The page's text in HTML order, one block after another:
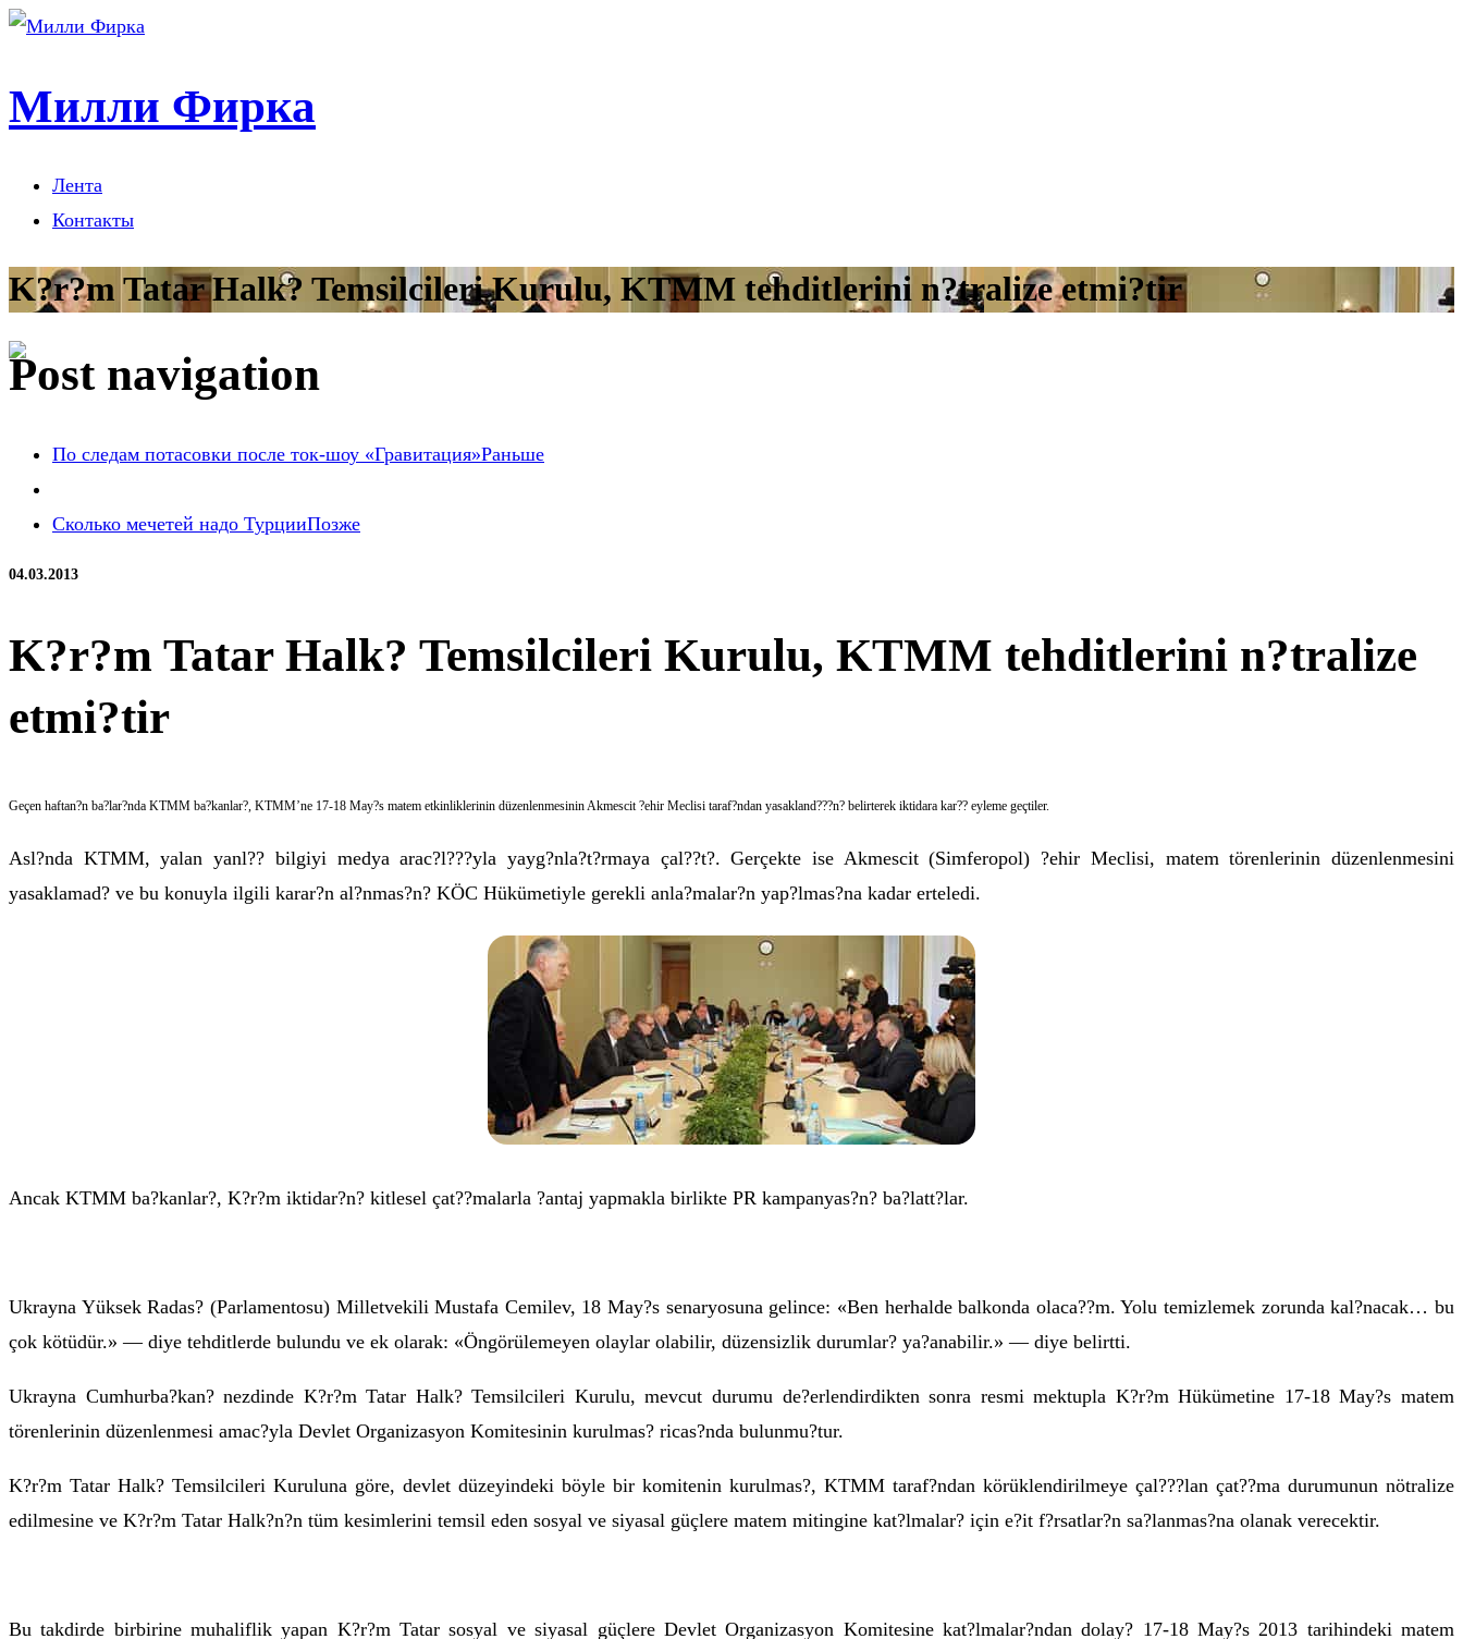
Милли Фирка
Лента
Контакты
K?r?m Tatar Halk? Temsilcileri Kurulu, KTMM tehditlerini n?tralize etmi?tir
Post navigation
По следам потасовки после ток-шоу «Гравитация»Раньше
Сколько мечетей надо ТурцииПозже
04.03.2013
K?r?m Tatar Halk? Temsilcileri Kurulu, KTMM tehditlerini n?tralize
etmi?tir
Geçen haftan?n ba?lar?nda KTMM ba?kanlar?, KTMM’ne 17-18 May?s matem etkinliklerinin düzenlenmesinin Akmescit ?ehir Meclisi taraf?ndan yasakland???n? belirterek iktidara kar?? eyleme geçtiler.
Asl?nda KTMM, yalan yanl?? bilgiyi medya arac?l???yla yayg?nla?t?rmaya çal??t?. Gerçekte ise Akmescit (Simferopol) ?ehir Meclisi, matem törenlerinin düzenlenmesini
yasaklamad? ve bu konuyla ilgili karar?n al?nmas?n? KÖC Hükümetiyle gerekli anla?malar?n yap?lmas?na kadar erteledi.
Ancak KTMM ba?kanlar?, K?r?m iktidar?n? kitlesel çat??malarla ?antaj yapmakla birlikte PR kampanyas?n? ba?latt?lar.
Ukrayna Yüksek Radas? (Parlamentosu) Milletvekili Mustafa Cemilev, 18 May?s senaryosuna gelince: «Ben herhalde balkonda olaca??m. Yolu temizlemek zorunda kal?nacak… bu
çok kötüdür.» — diye tehditlerde bulundu ve ek olarak: «Öngörülemeyen olaylar olabilir, düzensizlik durumlar? ya?anabilir.» — diye belirtti.
Ukrayna Cumhurba?kan? nezdinde K?r?m Tatar Halk? Temsilcileri Kurulu, mevcut durumu de?erlendirdikten sonra resmi mektupla K?r?m Hükümetine 17-18 May?s matem
törenlerinin düzenlenmesi amac?yla Devlet Organizasyon Komitesinin kurulmas? ricas?nda bulunmu?tur.
K?r?m Tatar Halk? Temsilcileri Kuruluna göre, devlet düzeyindeki böyle bir komitenin kurulmas?, KTMM taraf?ndan körüklendirilmeye çal???lan çat??ma durumunun nötralize
edilmesine ve K?r?m Tatar Halk?n?n tüm kesimlerini temsil eden sosyal ve siyasal güçlere matem mitingine kat?lmalar? için e?it f?rsatlar?n sa?lanmas?na olanak verecektir.
Bu takdirde birbirine muhaliflik yapan K?r?m Tatar sosyal ve siyasal güçlere Devlet Organizasyon Komitesine kat?lmalar?ndan dolay? 17-18 May?s 2013 tarihindeki matem